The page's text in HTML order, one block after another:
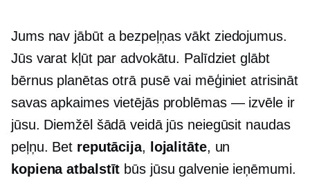
Jums nav jābūt a bezpeļņasvākt ziedojumus.
Jūs varat kļūt par advokātu. Palīdziet glābt
bērnus planētas otrā pusē vai mēģiniet atrisināt
savas apkaimes vietējās problēmas — izvēle ir
jūsu. Diemžēl šādā veidā jūs neiegūsit naudas
peļņu. Bet reputācija, lojalitāte, un
kopiena atbalstīt būs jūsu galvenie ieņēmumi.